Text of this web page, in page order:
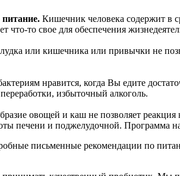
питание. Кишечник человека содержит в
то свое для обеспечения
или кишечника или привычки не
нравится, когда Вы едите
избыточный алкоголь.
овощей и каш не позволяет
печени и поджелудочной. Программа
письменные рекомендации по